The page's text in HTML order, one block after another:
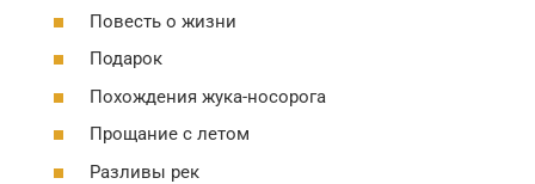
Повесть о жизни
Подарок
Похождения жука-носорога
Прощание с летом
Разливы рек